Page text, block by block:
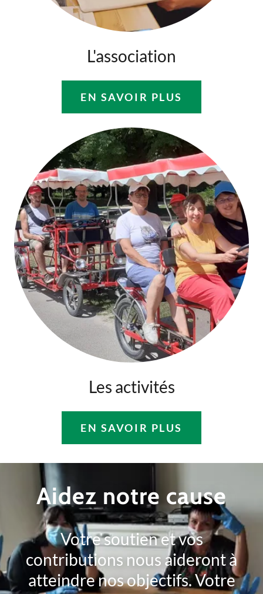
L'association
EN SAVOIR PLUS
Les activités
EN SAVOIR PLUS
Aidez notre cause
Votre soutien et vos
contributions nous aideront à
atteindre nos objectifs. Votre